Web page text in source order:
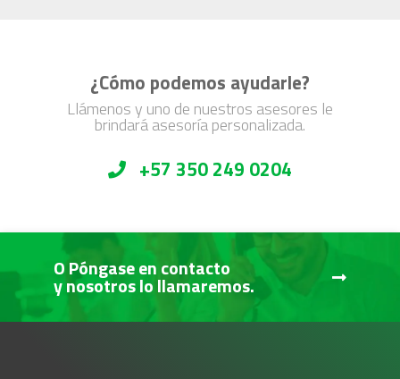
¿Cómo podemos ayudarle?
Llámenos y uno de nuestros asesores le
brindará asesoría personalizada.
+57 350 249 0204
O Póngase en contacto
y nosotros lo llamaremos.